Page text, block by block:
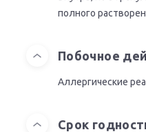
полного
Побочное
Аллергические
Срок